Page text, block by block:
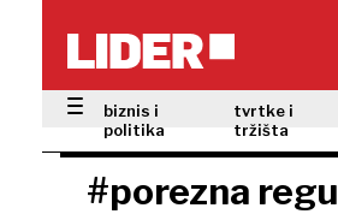
biznis i
politika
tvrtke i
tržišta
#porezna